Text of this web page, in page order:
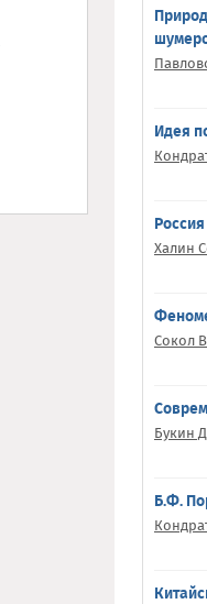
Идея
Халин
Сокол
Букин
Б.Ф.